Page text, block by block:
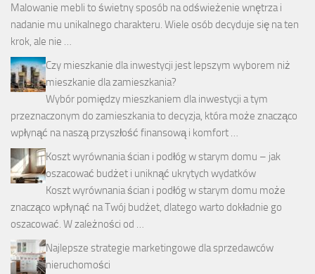
Malowanie mebli to świetny sposób na odświeżenie wnętrza i
nadanie mu unikalnego charakteru. Wiele osób decyduje się na ten
krok, ale nie …
Czy mieszkanie dla inwestycji jest lepszym wyborem niż
mieszkanie dla zamieszkania?
Wybór pomiędzy mieszkaniem dla inwestycji a tym
przeznaczonym do zamieszkania to decyzja, która może znacząco
wpłynąć na naszą przyszłość finansową i komfort …
Koszt wyrównania ścian i podłóg w starym domu – jak
oszacować budżet i uniknąć ukrytych wydatków
Koszt wyrównania ścian i podłóg w starym domu może
znacząco wpłynąć na Twój budżet, dlatego warto dokładnie go
oszacować. W zależności od …
Najlepsze strategie marketingowe dla sprzedawców
nieruchomości